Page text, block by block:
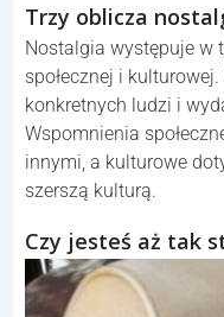
Trzy oblicza
Nostalgia występuje w
społecznej i
konkretnych ludzi i
Wspomnienia
innymi, a kulturowe
szerszą kulturą.
Czy jesteś aż tak